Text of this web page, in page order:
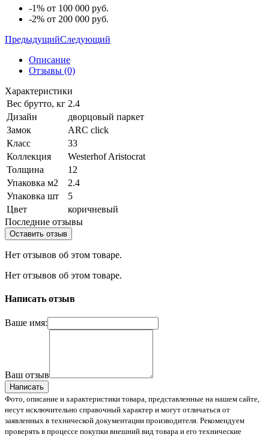
-1% от 100 000 руб.
-2% от 200 000 руб.
ПредыдущийСледующий
Описание
Отзывы (0)
Характеристики
Вес брутто, кг 2.4
Дизайн
дворцовый паркет
Замок
ARC cliсk
Класс
33
Коллекция
Westerhof Aristocrat
Толщина
12
Упаковка м2
2.4
Упаковка шт
5
Цвет
коричневый
Последние отзывы
Оставить отзыв
Нет отзывов об этом товаре.
Нет отзывов об этом товаре.
Написать отзыв
Ваше имя:
Ваш отзыв
Написать
Фото, описание и характеристики товара, представленные на нашем сайте,
несут исключительно справочный характер и могут отличаться от
заявленных в технической документации производителя. Рекомендуем
проверять в процессе покупки внешний вид товара и его технические